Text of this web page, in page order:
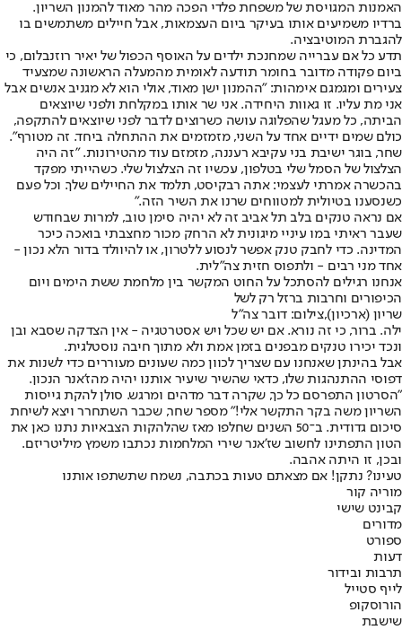
האמנות המגויסת של משפחת פלדי הפכה מהר מאוד להמנון השריון.
ברדיו משמיעים אותו בעיקר ביום העצמאות, אבל חיילים משתמשים בו
להגברת המוטיבציה.
תדע כל אם עברייה שמחנכת ילדים על האוסף הכפול של יאיר רוזנבלום, כי
ביום פקודה מדובר בחומר תודעה לאומית מהמעלה הראשונה שמצעיד
צעירים ומגמגם אימהות: "ההמנון ישן מאוד, אולי הוא לא מגניב אנשים אבל
אני מת עליו. זו גאוות היחידה. אני שר אותו במקלחת ולפני שיוצאים
הביתה, כל מעגל שהפלוגה עושה כשרוצים לדבר לפני שיוצאים להתקפה,
כולם שמים ידיים אחד על השני, מזמזמים את ההתחלה ביחד. זה מטורף".
שחר, בוגר ישיבת בני עקיבא רעננה, מזמזם עוד מהטירונות. "זה היה
הצלצול של הסמל שלי בטלפון, עכשיו זה הצלצול שלי. כשהייתי מפקד
בהכשרה אמרתי לעצמי: אתה רבקיסט, תלמד את החיילים שלך. וכל פעם
כשנסענו בטיולית למטווחים שרנו את השיר הזה."
אם נראה טנקים בלב תל אביב זה לא יהיה סימן טוב, למרות שבחודש
שעבר ראיתי במו עיניי מיגונית לא הרחק מכור מחצבתי בואכה כיכר
המדינה. כדי לחבק טנק אפשר לנסוע ללטרון, או להיוולד בדור הלא נכון -
אחד מני רבים - ולתפוס חזית צה"לית.
אנחנו רגילים להסתכל על החוט המקשר בין מלחמת ששת הימים ויום
הכיפורים וחרבות ברזל רק לשל
שריון (ארכיון),צילום: דובר צה"ל
ילה. ברור, כי זה נורא. אם יש שכל ויש אסטרטגיה - אין הצדקה שסבא ובן
ונכד יכירו טנקים מבפנים בזמן אמת ולא מתוך חיבה נוסטלגית.
אבל בהינתן שאנחנו עם שצריך לכוון כמה שעונים מעוררים כדי לשנות את
דפוסי ההתנהגות שלו, כדאי שהשיר שיעיר אותנו יהיה מהז'אנר הנכון.
"הסרטון התפרסם כל כך, שקרה דבר מדהים ומרגש. סולן להקת גייסות
השריון משה בקר התקשר אלי!" מספר שחר, שכבר השתחרר ויצא לשיחת
סיכום גדודית. ב־50 השנים שחלפו מאז שהלהקות הצבאיות נתנו כאן את
הטון התפתינו לחשוב שז'אנר שירי המלחמות נכתבו משמץ מיליטריזם.
ובכן, זו היתה אהבה.
טעינו? נתקן! אם מצאתם טעות בכתבה, נשמח שתשתפו אותנו
מוריה קור
קבינט שישי
מדורים
ספורט
דעות
תרבות ובידור
לייף סטייל
הורוסקופ
שישבת